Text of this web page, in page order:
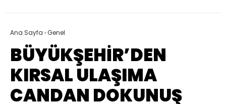
Ana Sayfa ›Genel
BÜYÜKŞEHİR’DEN
KIRSAL ULAŞIMA
CANDAN DOKUNUŞ